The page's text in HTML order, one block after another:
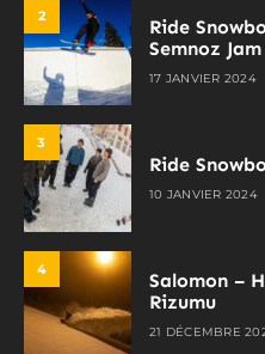
2
Ride
Semnoz
17 JANVIER 2024
3
Ride
10 JANVIER 2024
4
Salomon –
Rizumu
21 DÉCEMBRE